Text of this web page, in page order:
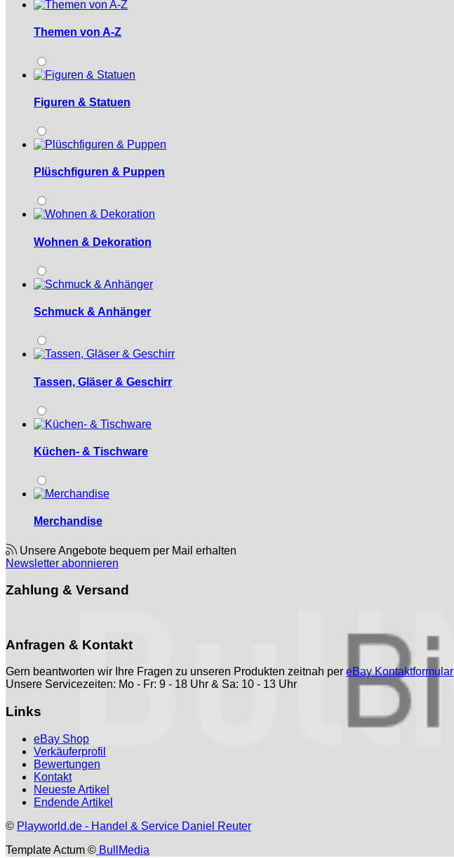
Themen von A-Z
Figuren & Statuen
Plüschfiguren & Puppen
Wohnen & Dekoration
Schmuck & Anhänger
Tassen, Gläser & Geschirr
Küchen- & Tischware
Merchandise
Unsere Angebote bequem per Mail erhalten
Newsletter abonnieren
Zahlung & Versand
Anfragen & Kontakt
Gern beantworten wir Ihre Fragen zu unseren Produkten zeitnah per eBay Kontaktformular
Unsere Servicezeiten: Mo - Fr: 9 - 18 Uhr & Sa: 10 - 13 Uhr
Links
eBay Shop
Verkäuferprofil
Bewertungen
Kontakt
Neueste Artikel
Endende Artikel
© Playworld.de - Handel & Service Daniel Reuter
Template Actum © BullMedia